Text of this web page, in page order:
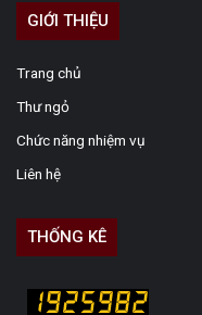
GIỚI THIỆU
Trang chủ
Thư ngỏ
Chức năng nhiệm vụ
Liên hệ
THỐNG KÊ